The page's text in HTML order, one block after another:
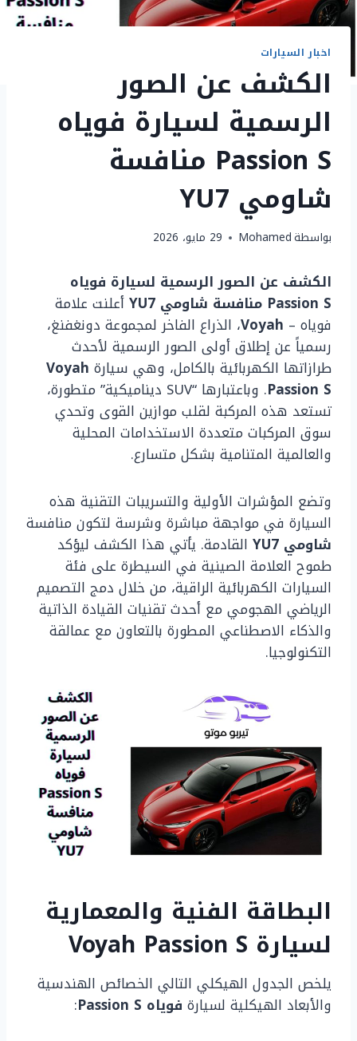
اخبار السيارات
الكشف عن الصور
الرسمية لسيارة فوياه
Passion S منافسة
شاومي YU7
بواسطةMohamed 29 مايو، 2026
الكشف عن الصور الرسمية لسيارة فوياه
Passion S منافسة شاومي YU7
أعلنت علامة
فوياه – Voyah، الذراع الفاخر لمجموعة دونغفنغ،
رسمياً عن إطلاق أولى الصور الرسمية لأحدث
طرازاتها الكهربائية بالكامل، وهي سيارة Voyah
Passion S
. وباعتبارها “SUV ديناميكية” متطورة،
تستعد هذه المركبة لقلب موازين القوى وتحدي
سوق المركبات متعددة الاستخدامات المحلية
والعالمية المتنامية بشكل متسارع.
وتضع المؤشرات الأولية والتسريبات التقنية هذه
السيارة في مواجهة مباشرة وشرسة لتكون منافسة
شاومي YU7
القادمة. يأتي هذا الكشف ليؤكد
طموح العلامة الصينية في السيطرة على فئة
السيارات الكهربائية الراقية، من خلال دمج التصميم
الرياضي الهجومي مع أحدث تقنيات القيادة الذاتية
والذكاء الاصطناعي المطورة بالتعاون مع عمالقة
التكنولوجيا.
البطاقة الفنية والمعمارية
لسيارة Voyah Passion S
يلخص الجدول الهيكلي التالي الخصائص الهندسية
والأبعاد الهيكلية لسيارة فوياه Passion S
: